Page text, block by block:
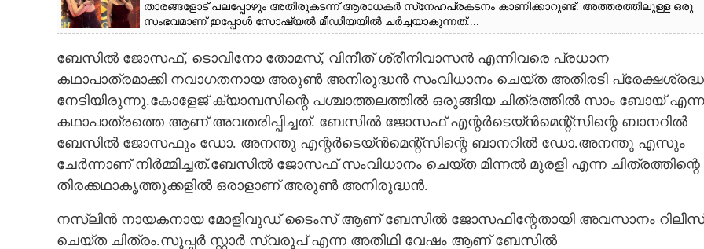
താരങ്ങളോട് പലപ്പോഴും അതിരുകടന്ന് ആരാധകർ സ്‌നേഹപ്രകടനം കാണിക്കാറുണ്ട്. അത്തരത്തിലുള്ള ഒരു
സംഭവമാണ് ഇപ്പോൾ സോഷ്യൽ മീഡിയയിൽ ചർച്ചയാകുന്നത്....
ബേസിൽ ജോസഫ്, ടൊവിനോ തോമസ്, വിനീത് ശ്രീനിവാസൻ എന്നിവരെ പ്രധാന
കഥാപാത്രമാക്കി നവാഗതനായ അരുൺ അനിരുദ്ധൻ സംവിധാനം ചെയ്ത അതിരടി പ്രേക്ഷശ്രദ്ധ
നേടിയിരുന്നു.കോളേജ് ക്യാമ്പസിന്റെ പശ്ചാത്തലത്തിൽ ഒരുങ്ങിയ ചിത്രത്തിൽ സാം ബോയ് എന്ന
കഥാപാത്രത്തെ ആണ് അവതരിപ്പിച്ചത്. ബേസിൽ ജോസഫ് എന്റർടെയ്ൻമെന്റ്സിന്റെ ബാനറിൽ
ബേസിൽ ജോസഫും ഡോ. അനന്തു എന്റർടെയ്ൻമെന്റ്സിന്റെ ബാനറിൽ ഡോ.അനന്തു എസും
ചേർന്നാണ് നിർമ്മിച്ചത്.ബേസിൽ ജോസഫ് സംവിധാനം ചെയ്ത മിന്നൽ മുരളി എന്ന ചിത്രത്തിന്റെ
തിരക്കഥാകൃത്തുക്കളിൽ ഒരാളാണ് അരുൺ അനിരുദ്ധൻ.
നസ്ലിൻ നായകനായ മോളിവുഡ് ടൈംസ് ആണ് ബേസിൽ ജോസഫിന്റേതായി അവസാനം റിലീസ്
ചെയ്ത ചിത്രം.സൂപ്പർ സ്റ്റാർ സ്വരൂപ് എന്ന അതിഥി വേഷം ആണ് ബേസിൽ